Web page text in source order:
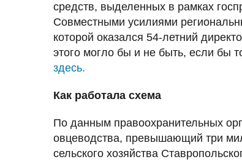
средств, выделенных в рамках
Совместными усилиями
которой оказался 54-летний
этого могло бы и не быть, если бы
здесь.
Как работала схема
По данным правоохранительных
овцеводства, превышающий три
сельского хозяйства